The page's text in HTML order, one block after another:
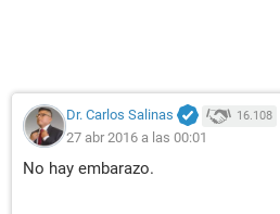
Dr. Carlos Salinas 16.108
27 abr 2016 a las 00:01
No hay embarazo.